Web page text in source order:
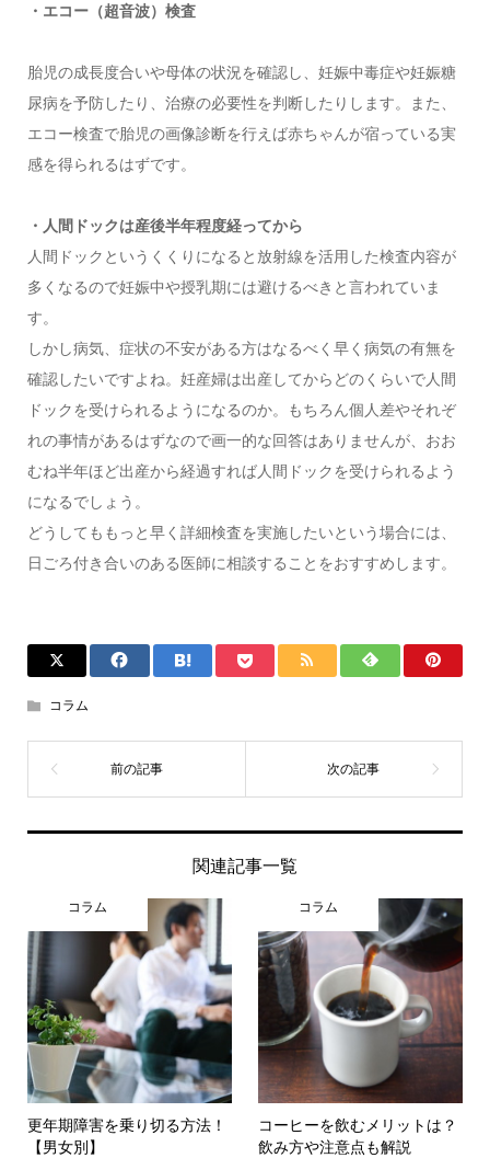
・エコー（超音波）検査
胎児の成長度合いや母体の状況を確認し、妊娠中毒症や妊娠糖
尿病を予防したり、治療の必要性を判断したりします。また、
エコー検査で胎児の画像診断を行えば赤ちゃんが宿っている実
感を得られるはずです。
・人間ドックは産後半年程度経ってから
人間ドックというくくりになると放射線を活用した検査内容が
多くなるので妊娠中や授乳期には避けるべきと言われていま
す。
しかし病気、症状の不安がある方はなるべく早く病気の有無を
確認したいですよね。妊産婦は出産してからどのくらいで人間
ドックを受けられるようになるのか。もちろん個人差やそれぞ
れの事情があるはずなので画一的な回答はありませんが、おお
むね半年ほど出産から経過すれば人間ドックを受けられるよう
になるでしょう。
どうしてももっと早く詳細検査を実施したいという場合には、
日ごろ付き合いのある医師に相談することをおすすめします。
コラム
関連記事一覧
コラム
更年期障害を乗り切る方法！
【男女別】
コラム
コーヒーを飲むメリットは？
飲み方や注意点も解説